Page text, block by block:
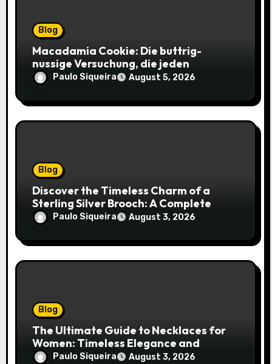
Blog
Macadamia Cookie: Die buttrig-
nussige Versuchung, die jeden
Keksliebhaber verführt
Paulo Siqueira August 5, 2026
Blog
Discover the Timeless Charm of a
Sterling Silver Brooch: A Complete
Style Companion
Paulo Siqueira August 3, 2026
Blog
The Ultimate Guide to Necklaces for
Women: Timeless Elegance and
Modern Trends
Paulo Siqueira August 3, 2026